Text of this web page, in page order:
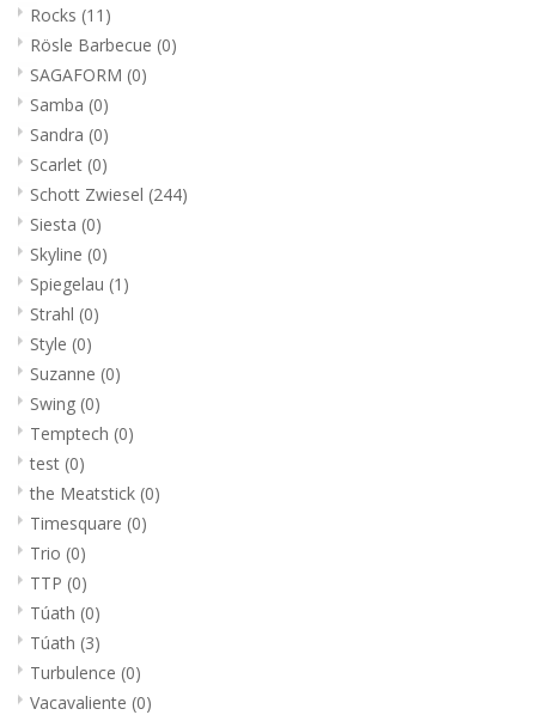
Rocks (11)
Rösle Barbecue (0)
SAGAFORM (0)
Samba (0)
Sandra (0)
Scarlet (0)
Schott Zwiesel (244)
Siesta (0)
Skyline (0)
Spiegelau (1)
Strahl (0)
Style (0)
Suzanne (0)
Swing (0)
Temptech (0)
test (0)
the Meatstick (0)
Timesquare (0)
Trio (0)
TTP (0)
Túath (0)
Túath (3)
Turbulence (0)
Vacavaliente (0)